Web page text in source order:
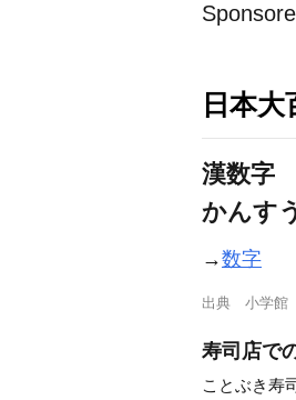
日本
漢数字
かんす
→数字
出典 小学館
寿司店で
ことぶき寿